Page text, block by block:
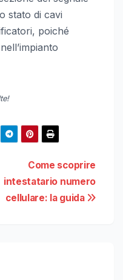
stato di cavi
poiché
Come scoprire
intestatario numero
cellulare: la guida